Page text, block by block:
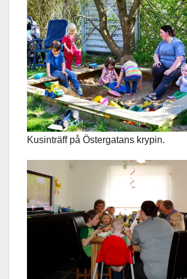
Kusinträff på Östergatans krypin.